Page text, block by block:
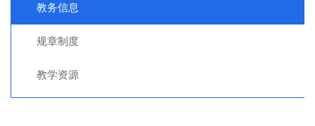
教务信息
规章制度
教学资源